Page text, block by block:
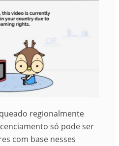
regionalmente
só pode ser
com base nesses